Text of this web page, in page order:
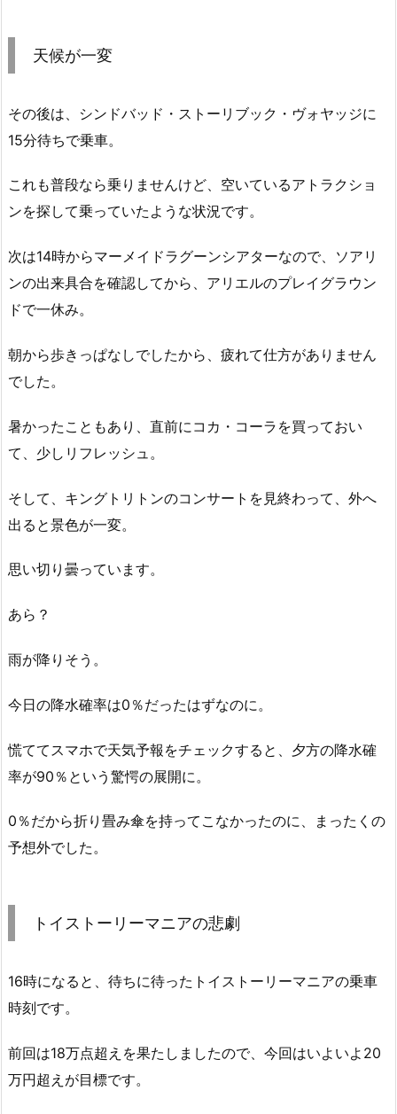
天候が一変
その後は、シンドバッド・ストーリブック・ヴォヤッジに
15分待ちで乗車。
これも普段なら乗りませんけど、空いているアトラクショ
ンを探して乗っていたような状況です。
次は14時からマーメイドラグーンシアターなので、ソアリ
ンの出来具合を確認してから、アリエルのプレイグラウン
ドで一休み。
朝から歩きっぱなしでしたから、疲れて仕方がありません
でした。
暑かったこともあり、直前にコカ・コーラを買っておい
て、少しリフレッシュ。
そして、キングトリトンのコンサートを見終わって、外へ
出ると景色が一変。
思い切り曇っています。
あら？
雨が降りそう。
今日の降水確率は0％だったはずなのに。
慌ててスマホで天気予報をチェックすると、夕方の降水確
率が90％という驚愕の展開に。
0％だから折り畳み傘を持ってこなかったのに、まったくの
予想外でした。
トイストーリーマニアの悲劇
16時になると、待ちに待ったトイストーリーマニアの乗車
時刻です。
前回は18万点超えを果たしましたので、今回はいよいよ20
万円超えが目標です。